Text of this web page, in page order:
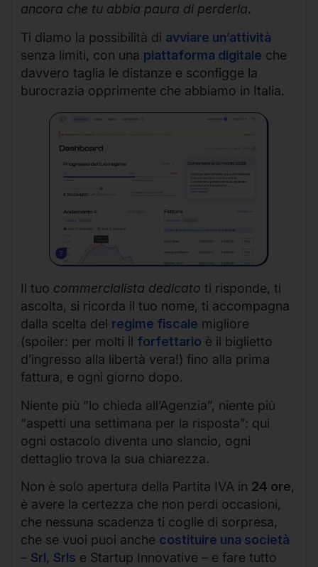
ancora che tu abbia paura di perderla.
Ti diamo la possibilità di avviare un’attività
senza limiti, con una piattaforma digitale che
davvero taglia le distanze e sconfigge la
burocrazia opprimente che abbiamo in Italia.
Il tuo commercialista dedicato ti risponde, ti
ascolta, si ricorda il tuo nome, ti accompagna
dalla scelta del regime fiscale migliore
(spoiler: per molti il forfettario è il biglietto
d’ingresso alla libertà vera!) fino alla prima
fattura, e ogni giorno dopo.
Niente più “lo chieda all’Agenzia”, niente più
“aspetti una settimana per la risposta”: qui
ogni ostacolo diventa uno slancio, ogni
dettaglio trova la sua chiarezza.
Non è solo apertura della Partita IVA in 24 ore,
è avere la certezza che non perdi occasioni,
che nessuna scadenza ti coglie di sorpresa,
che se vuoi puoi anche costituire una società
– Srl, Srls e Startup Innovative – e fare tutto